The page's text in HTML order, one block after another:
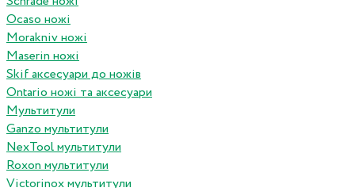
Ocaso ножі
Morakniv ножі
Maserin ножі
Skif аксесуари до ножів
Ontario ножі та аксесуари
Мультитули
Ganzo мультитули
NexTool мультитули
Roxon мультитули
Victorinox мультитули